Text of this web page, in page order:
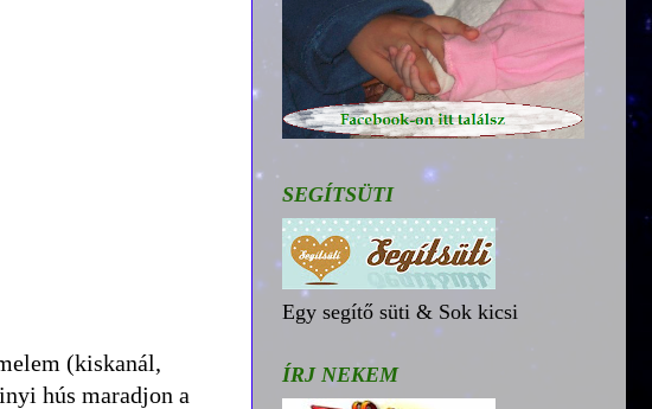
(kiskanál,
hús maradjon a
SEGÍTSÜTI
Egy segítő süti & Sok kicsi
ÍRJ NEKEM